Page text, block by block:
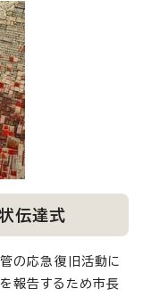
伝達式
の応急復旧活動に
報告するため市長